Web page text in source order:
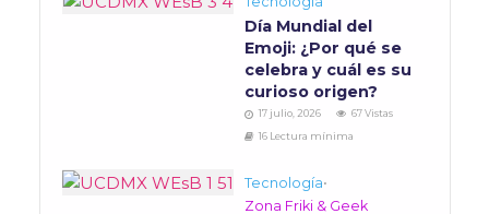
Día Mundial del
Emoji: ¿Por qué se
celebra y cuál es su
curioso origen?
17 julio, 2026
67 Vistas
16 Lectura mínima
Tecnología•
Zona Friki & Geek